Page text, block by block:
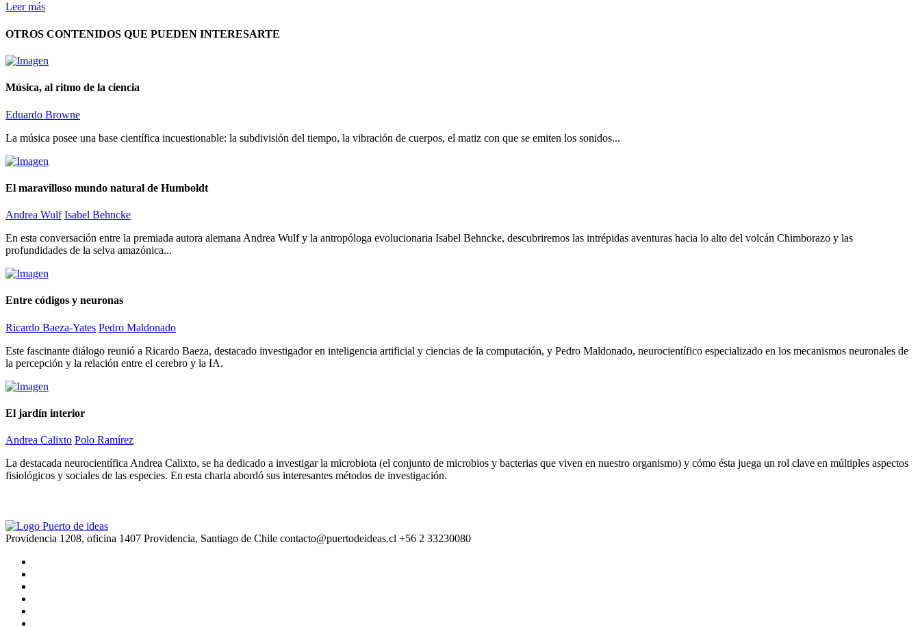
Leer más
OTROS CONTENIDOS QUE PUEDEN INTERESARTE
Música, al ritmo de la ciencia
Eduardo Browne
La música posee una base científica incuestionable: la subdivisión del tiempo, la vibración de cuerpos, el matiz con que se emiten los sonidos...
El maravilloso mundo natural de Humboldt
Andrea Wulf Isabel Behncke
En esta conversación entre la premiada autora alemana Andrea Wulf y la antropóloga evolucionaria Isabel Behncke, descubriremos las intrépidas aventuras hacia lo alto del volcán Chimborazo y las
profundidades de la selva amazónica...
Entre códigos y neuronas
Ricardo Baeza-Yates Pedro Maldonado
Este fascinante diálogo reunió a Ricardo Baeza, destacado investigador en inteligencia artificial y ciencias de la computación, y Pedro Maldonado, neurocientífico especializado en los mecanismos neuronales de
la percepción y la relación entre el cerebro y la IA.
El jardín interior
Andrea Calixto Polo Ramírez
La destacada neurocientífica Andrea Calixto, se ha dedicado a investigar la microbiota (el conjunto de microbios y bacterias que viven en nuestro organismo) y cómo ésta juega un rol clave en múltiples aspectos
fisiológicos y sociales de las especies. En esta charla abordó sus interesantes métodos de investigación.
Providencia 1208, oficina 1407 Providencia, Santiago de Chile contacto@puertodeideas.cl +56 2 33230080